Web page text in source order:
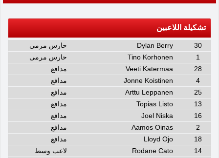
تشكيلة اللاعبين
30
Dylan Berry
حارس مرمى
1
Tino Korhonen
حارس مرمى
28
Veeti Katermaa
مدافع
4
Jonne Koistinen
مدافع
25
Arttu Leppanen
مدافع
13
Topias Listo
مدافع
16
Joel Niska
مدافع
2
Aamos Oinas
مدافع
18
Lloyd Ojo
مدافع
14
Rodane Cato
لاعب وسط